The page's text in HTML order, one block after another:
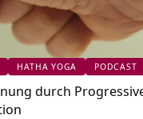
HATHA YOGA PODCAST
durch